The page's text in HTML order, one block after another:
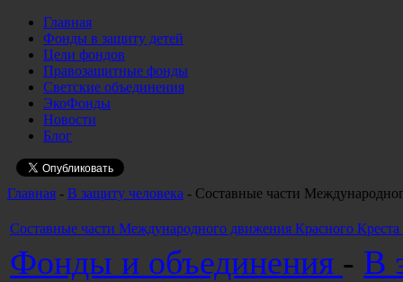
Главная
Фонды в защиту детей
Цели фондов
Правозащитные фонды
Светские объединения
ЭкоФонды
Новости
Блог
Главная - В защиту человека - Составные части
Составные части Международного движения Красного
Фонды и объединения - В